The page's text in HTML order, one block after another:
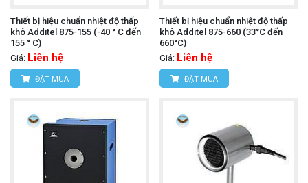
Thiết bị hiệu chuẩn nhiệt độ thấp
khô Additel 875-155 (-40 ° C đến
155 ° C)
Giá: Liên hệ
ĐẶT MUA
Thiết bị hiệu chuẩn nhiệt độ thấp
khô Additel 875-660 (33°C đến
660°C)
Giá: Liên hệ
ĐẶT MUA